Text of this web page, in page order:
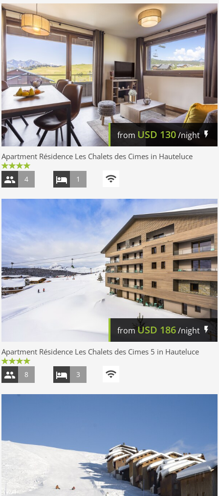
from USD 130/night
Apartment Résidence Les Chalets des Cimes in Hauteluce
4 1
fromUSD 186/night
Apartment Résidence Les Chalets des Cimes 5 in Hauteluce
8 3